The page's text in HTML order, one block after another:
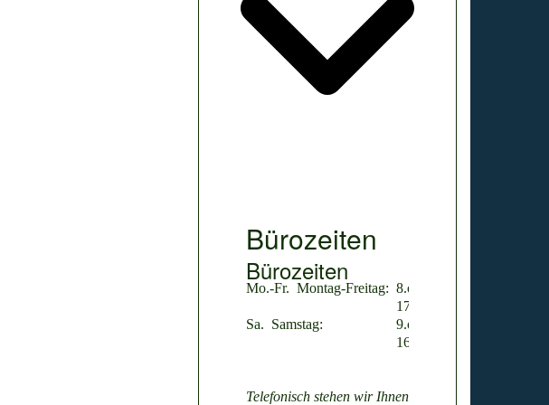
Bürozeiten
Bürozeiten
Mo.-Fr. Montag-Freitag: 8.oo-
17.oo
Sa. Samstag:
9.oo-
16.oo
Telefonisch stehen wir Ihnen